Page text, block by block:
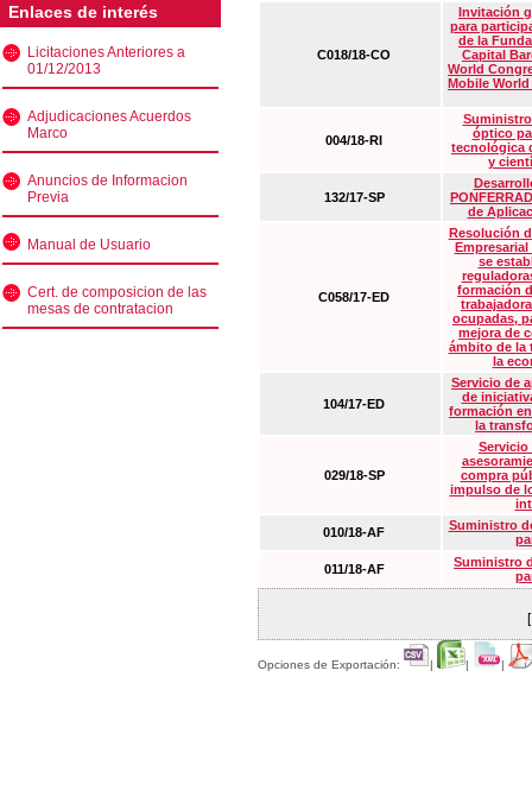
Enlaces de interés
Licitaciones Anteriores a
01/12/2013
Adjudicaciones Acuerdos
Marco
Anuncios de Informacion
Previa
Manual de Usuario
Cert. de composicion de las
mesas de contratacion
C018/18-CO
Invitación
para
de la
Capital
World
Mobile
004/18-RI
óptico
tecnológica
y
132/17-SP
de
C058/17-ED
Resolución
Empresarial
se
formación
ocupadas,
mejora de
ámbito de la
la
104/17-ED
Servicio de
de
formación
la
029/18-SP
Servicio
compra
impulso de
010/18-AF
Suministro
011/18-AF
Suministro
Opciones de Exportación: | | |